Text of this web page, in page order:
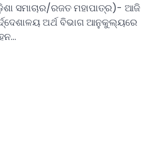
ସମାଚାର/ରଜତ ମହାପାତ୍ର)- ଆଜି
ଅର୍ଥ ବିଭାଗ ଆନୁକୁଲ୍ୟରେ